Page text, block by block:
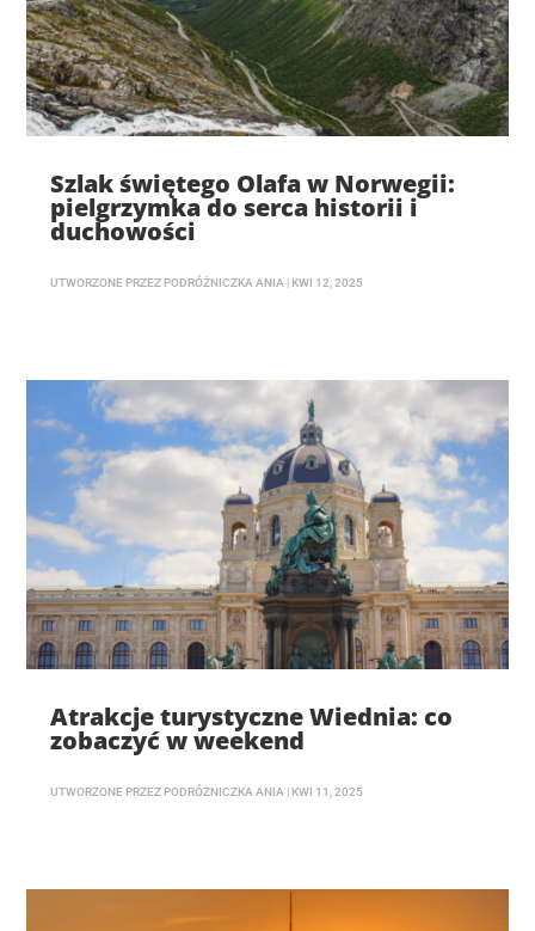
Szlak świętego Olafa w Norwegii:
pielgrzymka do serca historii i
duchowości
UTWORZONE PRZEZ PODRÓŻNICZKA ANIA | KWI 12, 2025
Atrakcje turystyczne Wiednia: co
zobaczyć w weekend
UTWORZONE PRZEZ PODRÓŻNICZKA ANIA | KWI 11, 2025